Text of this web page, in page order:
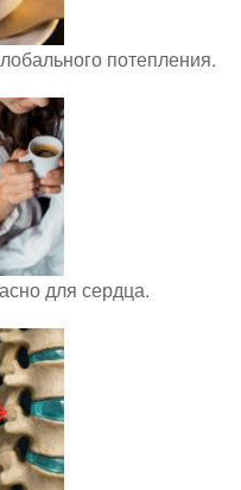
потепления.
для сердца.